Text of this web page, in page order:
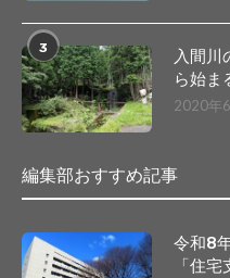
3
入間
ら始ま
2020年
編集部おすすめ記事
令和8
「住